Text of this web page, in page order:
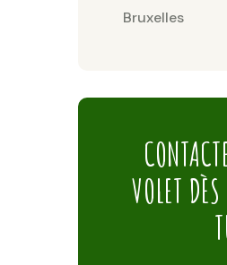
Bruxelles
VOLET